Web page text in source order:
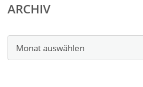
ARCHIV